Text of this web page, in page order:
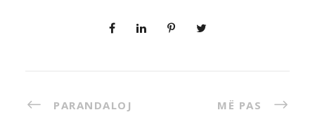
PARANDALOJ MË PAS